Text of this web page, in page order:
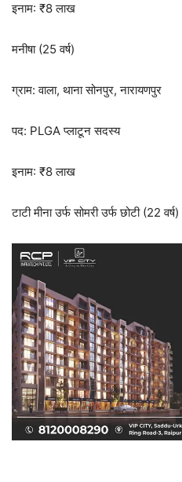
इनाम: ₹8 लाख
मनीषा (25 वर्ष)
ग्राम: वाला, थाना सोनपुर, नारायणपुर
पद: PLGA प्लाटून सदस्य
इनाम: ₹8 लाख
टाटी मीना उर्फ सोमरी उर्फ छोटी (22 वर्ष)